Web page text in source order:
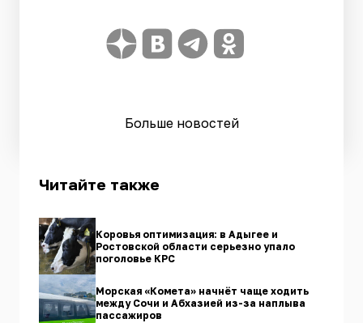
Больше новостей
Читайте также
Коровья оптимизация: в Адыгее и
Ростовской области серьезно упало
поголовье КРС
Морская «Комета» начнёт чаще ходить
между Сочи и Абхазией из-за наплыва
пассажиров